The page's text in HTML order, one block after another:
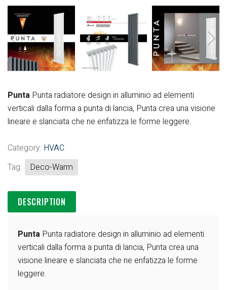
Punta Punta radiatore design in alluminio ad elementi
verticali dalla forma a punta di lancia, Punta crea una visione
lineare e slanciata che ne enfatizza le forme leggere.
Category: HVAC
Tag:
Deco-Warm
DESCRIPTION
Punta Punta radiatore design in alluminio ad elementi
verticali dalla forma a punta di lancia, Punta crea una
visione lineare e slanciata che ne enfatizza le forme
leggere.